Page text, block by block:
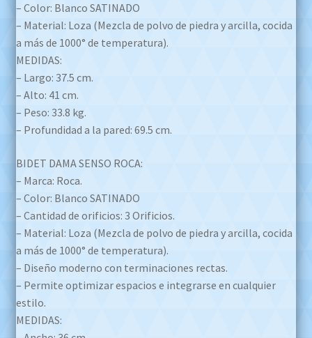
– Color: Blanco SATINADO
– Material: Loza (Mezcla de polvo de piedra y arcilla, cocida
a más de 1000° de temperatura).
MEDIDAS:
– Largo: 37.5 cm.
– Alto: 41 cm.
– Peso: 33.8 kg.
– Profundidad a la pared: 69.5 cm.
BIDET DAMA SENSO ROCA:
– Marca: Roca.
– Color: Blanco SATINADO
– Cantidad de orificios: 3 Orificios.
– Material: Loza (Mezcla de polvo de piedra y arcilla, cocida
a más de 1000° de temperatura).
– Diseño moderno con terminaciones rectas.
– Permite optimizar espacios e integrarse en cualquier
estilo.
MEDIDAS: